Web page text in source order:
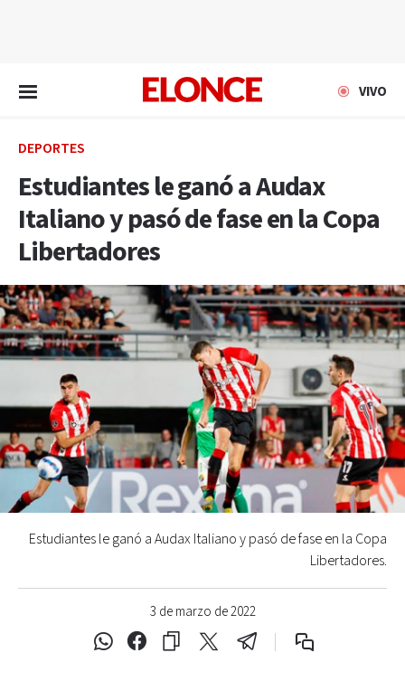
VIVO
DEPORTES
Estudiantes le ganó a Audax
Italiano y pasó de fase en la Copa
Libertadores
3 de marzo de 2022
Estudiantes le ganó a Audax Italiano y pasó de fase en la Copa
Libertadores.